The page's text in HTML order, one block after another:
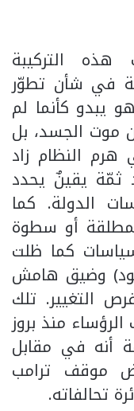
التركيبة
في شأن تطوّر
يبدو كأنما لم
موت الجسد، بل
النظام زاد
ثمّة يقينٌ يحدد
الدولة. كما
أو سطوة
كما ظلت
وضيق هامش
التغيير. تلك
منذ بروز
أنه في مقابل
موقف ترامب
تحالفاته.